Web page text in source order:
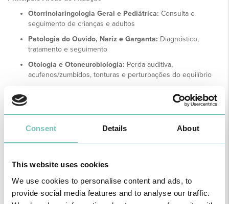
Consent Details About
This website uses cookies
We use cookies to personalise content and ads, to
provide social media features and to analyse our traffic.
Otorrinolaringologia Geral e Pediátrica: Consulta e
seguimento de crianças e adultos
Patologia do Ouvido, Nariz e Garganta: Diagnóstico,
tratamento e seguimento
Otologia e Otoneurobiologia: Perda auditiva,
acufenos/zumbidos, tonturas e perturbações do equilíbrio
da deglutição e obstrução/dificuldade na respiração nasal
Cirurgia Otorrinolaringológica e Cabeça e Pescoço